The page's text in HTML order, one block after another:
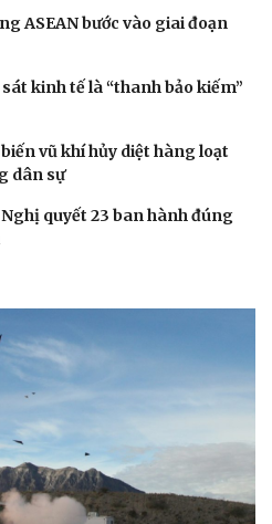
Đọc truyện đêm khuya
Cửa sổ tình yêu
Hạt giống tâm hồn
ASEAN bước vào giai đoạn
kinh tế là “thanh bảo kiếm”
vũ khí hủy diệt hàng loạt
dân sự
quyết 23 ban hành đúng